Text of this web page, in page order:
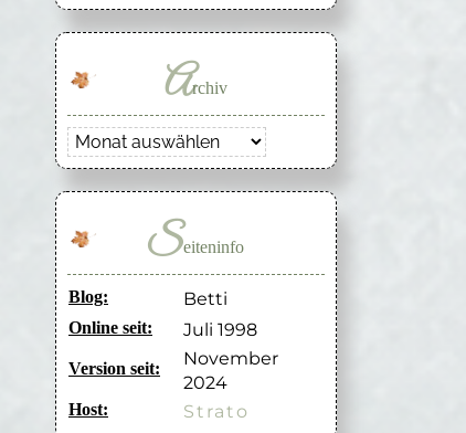
Archiv
Archiv
Seiteninfo
Blog: Betti
Online seit: Juli 1998
Version seit:
November
2024
Host: Strato